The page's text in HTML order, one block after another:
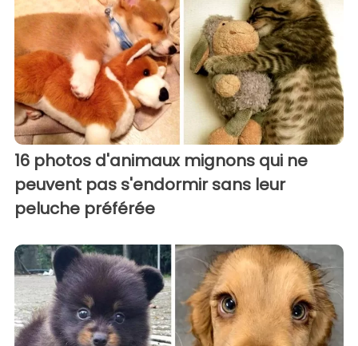
16 photos d'animaux mignons qui ne
peuvent pas s'endormir sans leur
peluche préférée